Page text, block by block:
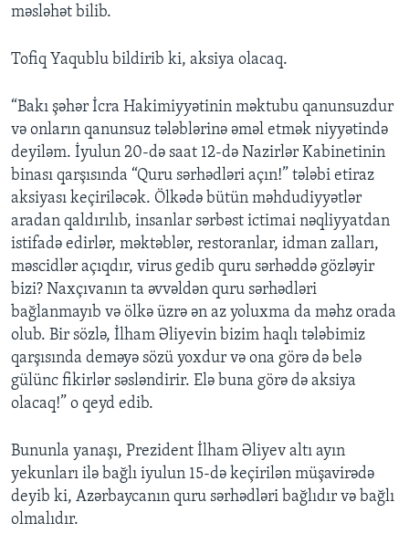
məsləhət bilib.
Tofiq Yaqublu bildirib ki, aksiya olacaq.
“Bakı şəhər İcra Hakimiyyətinin məktubu qanunsuzdur
və onların qanunsuz tələblərinə əməl etmək niyyətində
deyiləm. İyulun 20-də saat 12-də Nazirlər Kabinetinin
binası qarşısında “Quru sərhədləri açın!” tələbi etiraz
aksiyası keçiriləcək. Ölkədə bütün məhdudiyyətlər
aradan qaldırılıb, insanlar sərbəst ictimai nəqliyyatdan
istifadə edirlər, məktəblər, restoranlar, idman zalları,
məscidlər açıqdır, virus gedib quru sərhəddə gözləyir
bizi? Naxçıvanın ta əvvəldən quru sərhədləri
bağlanmayıb və ölkə üzrə ən az yoluxma da məhz orada
olub. Bir sözlə, İlham Əliyevin bizim haqlı tələbimiz
qarşısında deməyə sözü yoxdur və ona görə də belə
gülünc fikirlər səsləndirir. Elə buna görə də aksiya
olacaq!” o qeyd edib.
Bununla yanaşı, Prezident İlham Əliyev altı ayın
yekunları ilə bağlı iyulun 15-də keçirilən müşavirədə
deyib ki, Azərbaycanın quru sərhədləri bağlıdır və bağlı
olmalıdır.